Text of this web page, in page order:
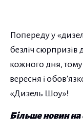
Попереду у
безліч сюрпризів
кожного дня,
вересня і
«Дизель Шоу»!
Більше новин на